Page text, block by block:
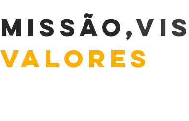
Missão
Valores